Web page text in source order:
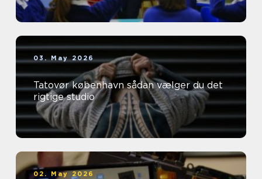
03. May 2026
Tatovør københavn sådan vælger du det
rigtige studio
02. May 2026